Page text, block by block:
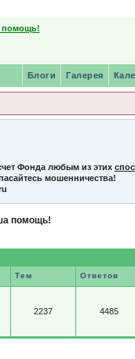
помощь!
Галерея
Блоги
Фонда любым из этих
мошенничества!
помощь!
Тем Ответов
2237 4485